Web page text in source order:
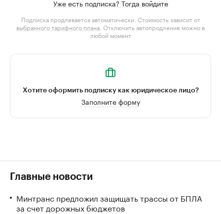
Уже есть подписка? Тогда войдите
Подписка продлевается автоматически. Стоимость зависит от
выбранного тарифного плана . Отключить автопродление можно в
любой момент
Хотите оформить подписку как юридическое лицо?
Заполните форму
Главные новости
Минтранс предложил защищать трассы от БПЛА
за счет дорожных бюджетов